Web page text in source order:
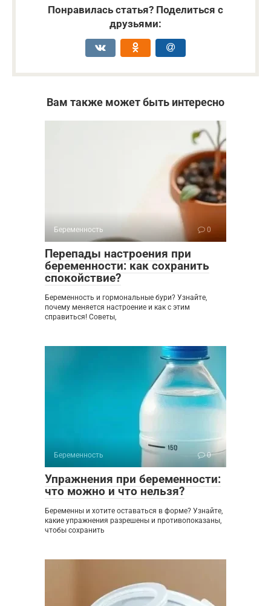
Понравилась статья? Поделиться с
друзьями:
Вам также может быть интересно
Беременность 0
Перепады настроения при
беременности: как сохранить
спокойствие?
Беременность и гормональные бури? Узнайте,
почему меняется настроение и как с этим
справиться! Советы,
Беременность 0
Упражнения при беременности:
что можно и что нельзя?
Беременны и хотите оставаться в форме? Узнайте,
какие упражнения разрешены и противопоказаны,
чтобы сохранить